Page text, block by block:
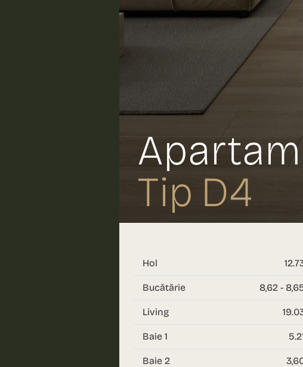
Tip D4
Hol
Bucătărie 8,62 -
Living
Baie 1
Baie 2